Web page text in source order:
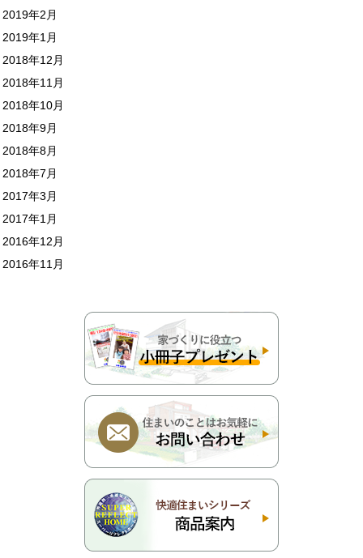
2019年2月
2019年1月
2018年12月
2018年11月
2018年10月
2018年9月
2018年8月
2018年7月
2017年3月
2017年1月
2016年12月
2016年11月